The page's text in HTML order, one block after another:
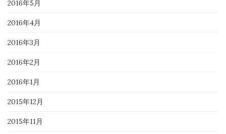
2016年5月
2016年4月
2016年3月
2016年2月
2016年1月
2015年12月
2015年11月